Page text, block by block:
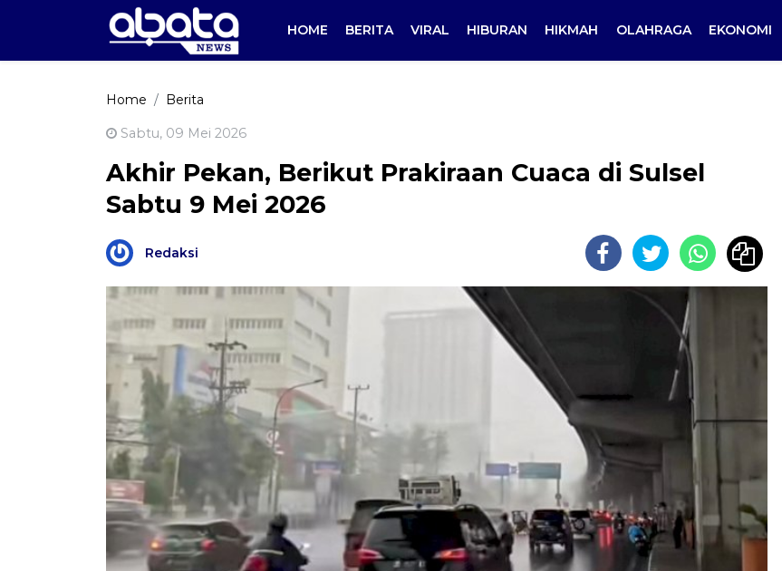
HOME BERITA VIRAL HIBURAN HIKMAH OLAHRAGA EKONOMI
Home Berita
Sabtu, 09 Mei 2026
Akhir Pekan, Berikut Prakiraan Cuaca di Sulsel
Sabtu 9 Mei 2026
Redaksi